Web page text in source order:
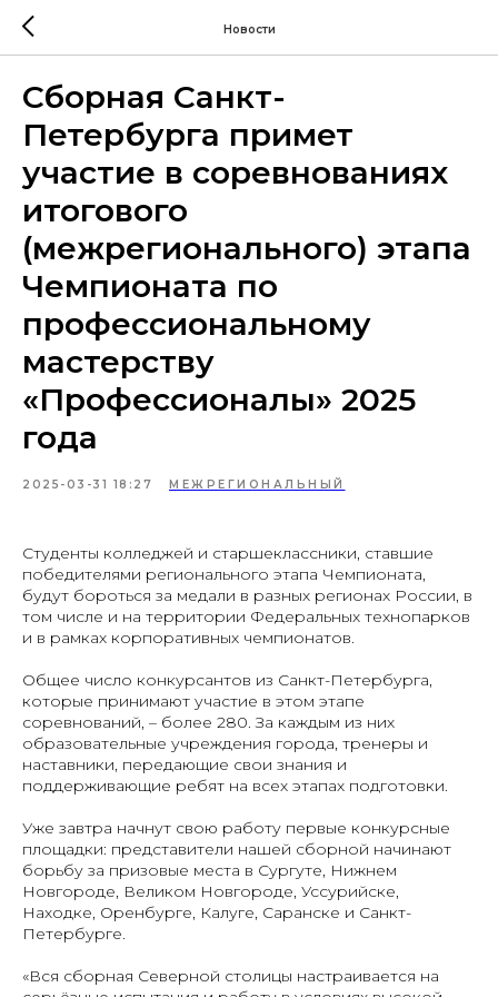
Новости
Сборная Санкт-
Петербурга примет
участие в соревнованиях
итогового
(межрегионального) этапа
Чемпионата по
профессиональному
мастерству
«Профессионалы» 2025
года
2025-03-31 18:27 МЕЖРЕГИОНАЛЬНЫЙ
Студенты колледжей и старшеклассники, ставшие
победителями регионального этапа Чемпионата,
будут бороться за медали в разных регионах России, в
том числе и на территории Федеральных технопарков
и в рамках корпоративных чемпионатов.
Общее число конкурсантов из Санкт-Петербурга,
которые принимают участие в этом этапе
соревнований, – более 280. За каждым из них
образовательные учреждения города, тренеры и
наставники, передающие свои знания и
поддерживающие ребят на всех этапах подготовки.
Уже завтра начнут свою работу первые конкурсные
площадки: представители нашей сборной начинают
борьбу за призовые места в Сургуте, Нижнем
Новгороде, Великом Новгороде, Уссурийске,
Находке, Оренбурге, Калуге, Саранске и Санкт-
Петербурге.
«Вся сборная Северной столицы настраивается на